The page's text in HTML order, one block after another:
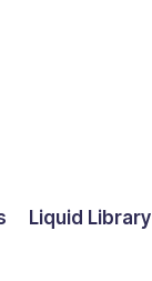
Liquid Library